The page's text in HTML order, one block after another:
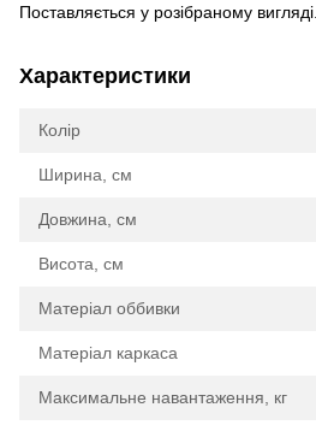
Поставляється у розібраному
Характеристики
Колір
Ширина, см
Довжина, см
Висота, см
Матеріал оббивки
Матеріал каркаса
Максимальне навантаження, кг